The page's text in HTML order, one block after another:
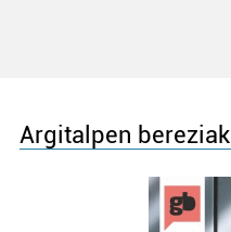
Argitalpen bereziak